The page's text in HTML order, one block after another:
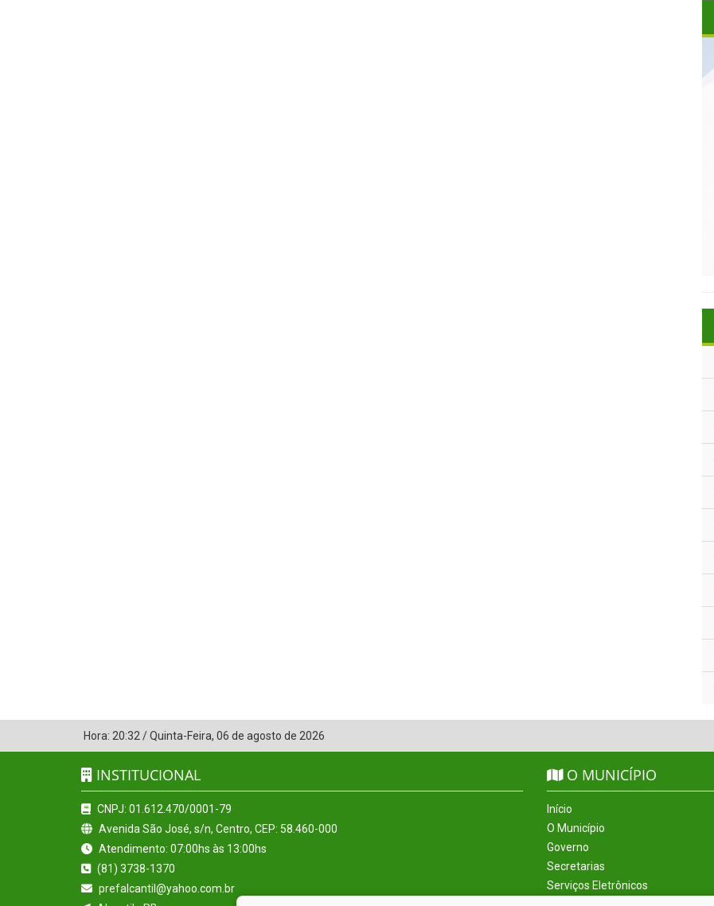
Hora: 20:32 /Quinta-Feira, 06 de agosto de 2026
INSTITUCIONAL
CNPJ: 01.612.470/0001-79
Avenida São José, s/n, Centro, CEP: 58.460-000
Atendimento: 07:00hs às 13:00hs
(81) 3738-1370
prefalcantil@yahoo.com.br
O MUNICÍPIO
Início
O Município
Governo
Secretarias
Serviços Eletrônicos